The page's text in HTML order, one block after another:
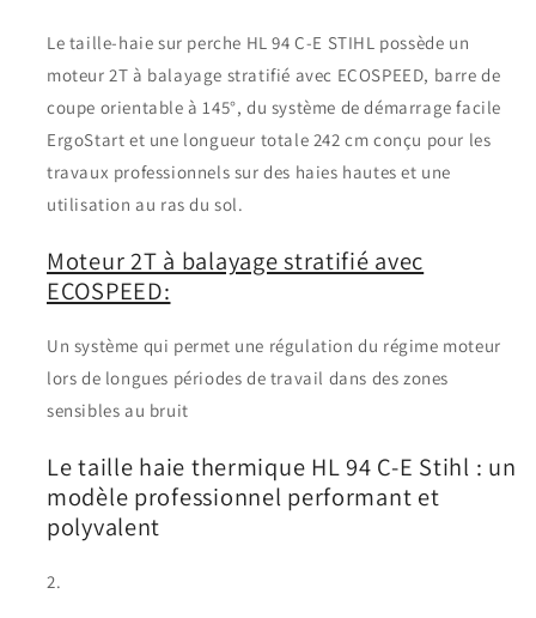
Le taille-haie sur perche HL 94 C-E STIHL possède un
moteur 2T à balayage stratifié avec ECOSPEED, barre de
coupe orientable à 145°, du système de démarrage facile
ErgoStart et une longueur totale 242 cm conçu pour les
travaux professionnels sur des haies hautes et une
utilisation au ras du sol.
Moteur 2T à balayage stratifié avec
ECOSPEED:
Un système qui permet une régulation du régime moteur
lors de longues périodes de travail dans des zones
sensibles au bruit
Le taille haie thermique HL 94 C-E Stihl : un
modèle professionnel performant et
polyvalent